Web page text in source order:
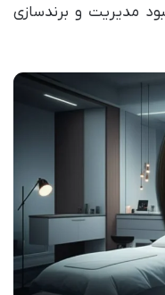
مدیریت و برندسازی